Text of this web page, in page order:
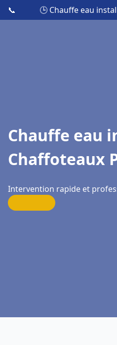
📞 🕒 Chauffe eau
Chauffe eau
Chaffoteaux
Intervention rapide et